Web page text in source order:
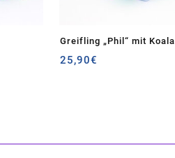
Greifling „Phil“ mit Koala
25,90€